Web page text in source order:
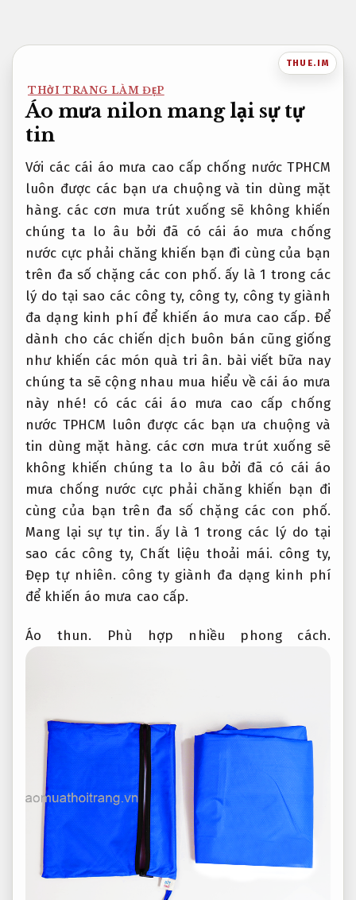
nội
THUE.IM
THỜI TRANG LÀM ĐẸP
Áo mưa nilon mang lại sự tự
tin
Với các cái áo mưa cao cấp chống nước TPHCM
luôn được các bạn ưa chuộng và tin dùng mặt
hàng. các cơn mưa trút xuống sẽ không khiến
chúng ta lo âu bởi đã có cái áo mưa chống
nước cực phải chăng khiến bạn đi cùng của bạn
trên đa số chặng các con phố. ấy là 1 trong các
lý do tại sao các công ty, công ty, công ty giành
đa dạng kinh phí để khiến áo mưa cao cấp. Để
dành cho các chiến dịch buôn bán cũng giống
như khiến các món quà tri ân. bài viết bữa nay
chúng ta sẽ cộng nhau mua hiểu về cái áo mưa
này nhé! có các cái áo mưa cao cấp chống
nước TPHCM luôn được các bạn ưa chuộng và
tin dùng mặt hàng. các cơn mưa trút xuống sẽ
không khiến chúng ta lo âu bởi đã có cái áo
mưa chống nước cực phải chăng khiến bạn đi
cùng của bạn trên đa số chặng các con phố.
Mang lại sự tự tin. ấy là 1 trong các lý do tại
sao các công ty, Chất liệu thoải mái. công ty,
Đẹp tự nhiên. công ty giành đa dạng kinh phí
để khiến áo mưa cao cấp.
Áo thun. Phù hợp nhiều phong cách.